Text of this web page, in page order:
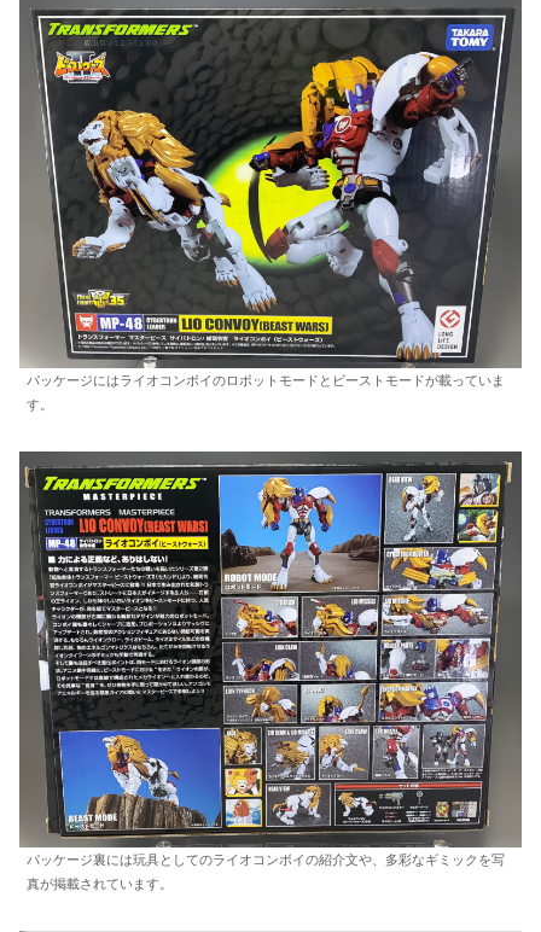
パッケージにはライオコンボイのロボットモードとビーストモードが載っていま
す。
パッケージ裏には玩具としてのライオコンボイの紹介文や、多彩なギミックを写
真が掲載されています。